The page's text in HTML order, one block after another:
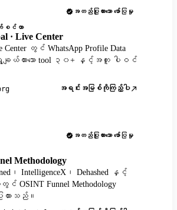
အတည်ပြုထားသော ဖော်ပြမှု
စင်တာ
· Live Center
တွင် WhatsApp Profile Data
းချယ်ထားသော tool ၃၀+ နှင့်အတူ ပါဝင်
အရင်းအမြစ်ကိုကြည့်ပါ
အတည်ပြုထားသော ဖော်ပြမှု
Methodology
၊ IntelligenceX၊ Dehashed နှင့်
းတွင် OSINT Funnel Methodology
ထားသည်။